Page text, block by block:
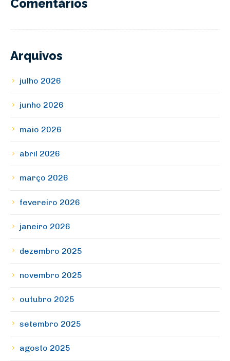
Comentários
Arquivos
julho 2026
junho 2026
maio 2026
abril 2026
março 2026
fevereiro 2026
janeiro 2026
dezembro 2025
novembro 2025
outubro 2025
setembro 2025
agosto 2025